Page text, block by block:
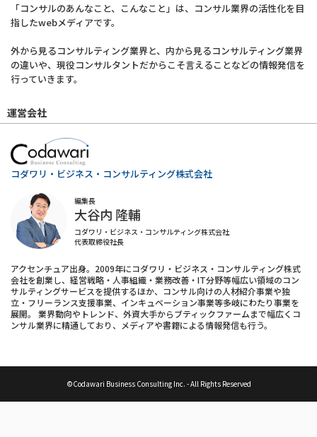
「コンサルのあんなこと、こんなこと」は、コンサル業界の活性化を目
指したwebメディアです。
外から見るコンサルティング業界と、内から見るコンサルティング業界
の違いや、現役コンサルタントだからこそ言えることなどの情報発信を
行っていきます。
運営会社
コダワリ・ビジネス・コンサルティング株式会社
編集長
大谷内 隆輔
コダワリ・ビジネス・コンサルティング株式会社
代表取締役社長
アクセンチュア出身。2009年にコダワリ・ビジネス・コンサルティング株式
会社を創業し、経営戦略・人事組織・業務改善・IT分野等幅広い領域のコン
サルティングサービスを提供するほか、コンサル向けの人材紹介事業や独
立・フリーランス支援事業、インキュベーション事業等多岐にわたり事業を
展開。 業界動向やトレンド、外資大手からブティックファームまで幅広くコ
ンサル業界に精通しており、メディアや書籍による情報発信も行う。
©Codawari Business Consulting Inc. - All Rights Reserved